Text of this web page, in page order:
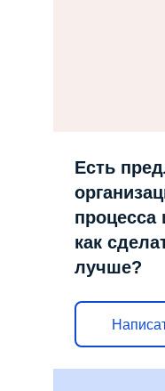
Есть
процесса
как
лучше?